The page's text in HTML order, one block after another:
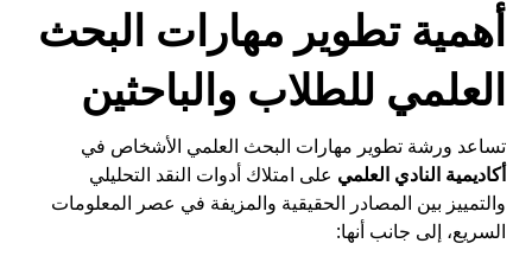
أهمية تطوير مهارات البحث
العلمي للطلاب والباحثين
تساعد ورشة تطوير مهارات البحث العلمي الأشخاص في
أكاديمية النادي العلمي على امتلاك أدوات النقد التحليلي
والتمييز بين المصادر الحقيقية والمزيفة في عصر المعلومات
السريع، إلى جانب أنها: